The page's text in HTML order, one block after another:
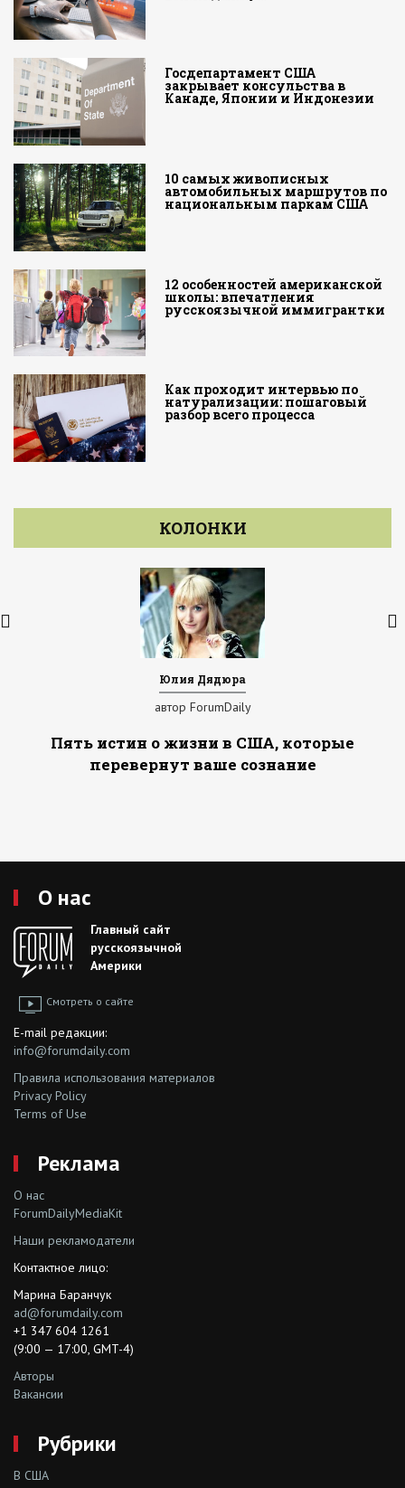
Госдепартамент США
закрывает консульства в
Канаде, Японии и Индонезии
10 самых живописных
автомобильных маршрутов по
национальным паркам США
12 особенностей американской
школы: впечатления
русскоязычной иммигрантки
Как проходит интервью по
натурализации: пошаговый
разбор всего процесса
КОЛОНКИ
Юлия Дядюра
автор ForumDaily
Пять истин о жизни в США, которые
перевернут ваше сознание
О нас
Главный сайт
русскоязычной
Америки
Смотреть о сайте
E-mail редакции:
info@forumdaily.com
Правила использования материалов
Privacy Policy
Terms of Use
Реклама
О нас
ForumDailyMediaKit
Наши рекламодатели
Контактное лицо:
Марина Баранчук
ad@forumdaily.com
+1 347 604 1261
(9:00 — 17:00, GMT-4)
Авторы
Вакансии
Рубрики
В США